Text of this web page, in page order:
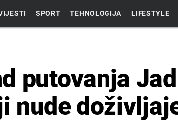
SPORT TEHNOLOGIJA LIFESTYLE
putovanja
nude